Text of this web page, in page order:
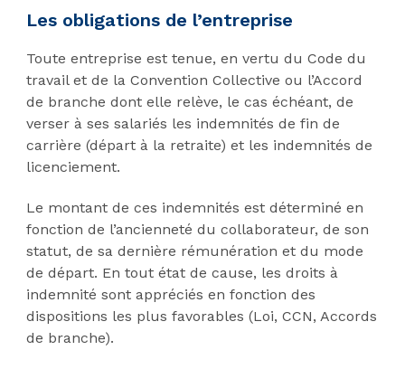
Les obligations de l’entreprise
Toute entreprise est tenue, en vertu du Code du
travail et de la Convention Collective ou l’Accord
de branche dont elle relève, le cas échéant, de
verser à ses salariés les indemnités de fin de
carrière (départ à la retraite) et les indemnités de
licenciement.
Le montant de ces indemnités est déterminé en
fonction de l’ancienneté du collaborateur, de son
statut, de sa dernière rémunération et du mode
de départ. En tout état de cause, les droits à
indemnité sont appréciés en fonction des
dispositions les plus favorables (Loi, CCN, Accords
de branche).